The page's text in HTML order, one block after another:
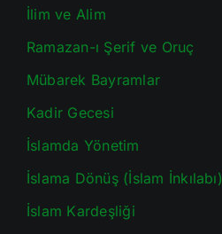
İlim ve Alim
Ramazan-ı Şerif ve Oruç
Mübarek Bayramlar
Kadir Gecesi
İslamda Yönetim
İslama Dönüş (İslam İnkılabı)
İslam Kardeşliği